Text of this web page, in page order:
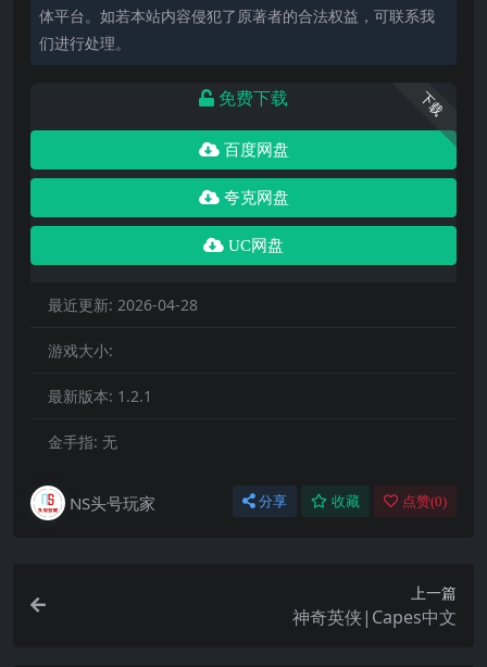
体平台。如若本站内容侵犯了原著者的合法权益，可联系我
们进行处理。
下载
免费下载
百度网盘
夸克网盘
UC网盘
最近更新: 2026-04-28
游戏大小:
最新版本: 1.2.1
金手指: 无
NS头号玩家 分享 收藏 点赞(0)
上一篇
神奇英侠|Capes中文